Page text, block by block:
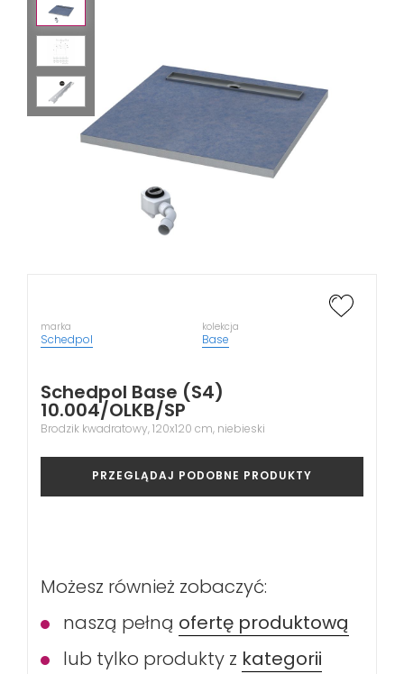
marka
Schedpol
kolekcja
Base
Schedpol Base (S4)
10.004/OLKB/SP
Brodzik kwadratowy, 120x120 cm, niebieski
PRZEGLĄDAJ PODOBNE PRODUKTY
Możesz również zobaczyć:
naszą pełną ofertę produktową
lub tylko produkty z kategorii